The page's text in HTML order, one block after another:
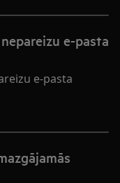
e-pasta
e-pasta